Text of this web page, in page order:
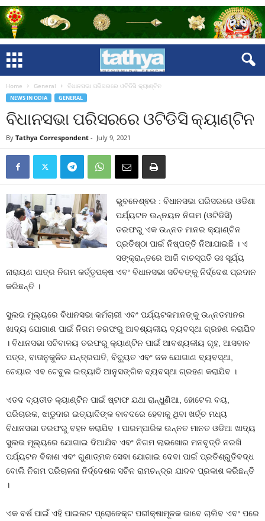
Home General ବିଧାନସଭା ପରିସରରେ ଓଟିଡିସି କ୍ୟାଣ୍ଟିନ
NEWS IN ODIA GENERAL
ବିଧାନସଭା ପରିସରରେ ଓଟିଡିସି କ୍ୟାଣ୍ଟିନ
By Tathya Correspondent - July 9, 2021
ଭୁବନେଶ୍ଵର : ବିଧାନସଭା ପରିସରରେ ଓଡିଶା
ପର୍ଯ୍ୟଟନ ଉନ୍ନୟନ ନିଗମ (ଓଟିଡିସି)
ତରଫରୁ ଏକ ଉନ୍ନତ ମାନର କ୍ୟାଣ୍ଟିନ
ପ୍ରତିଷ୍ଠା ପାଇଁ ନିଷ୍ପତ୍ତି ନିଆଯାଇଛି । ଏ
ସଙ୍କ୍ରାନ୍ତରେ ଆଜି ବାଚସ୍ପତି ଡଃ ସୂର୍ଯ୍ୟ
ନାରାୟଣ ପାତ୍ର ନିଗମ କର୍ତ୍ତୃପକ୍ଷ ଏବଂ ବିଧାନସଭା ସଚିବଙ୍କୁ ନିର୍ଦ୍ଦେଶ ପ୍ରଦାନ
କରିଛନ୍ତି ।
ସୁଲଭ ମୂଲ୍ୟରେ ବିଧାନସଭା କର୍ମଚାରୀ ଏବଂ ପର୍ଯ୍ୟଟକମାନଙ୍କୁ ଉନ୍ନତମାନର
ଖାଦ୍ୟ ଯୋଗାଣ ପାଇଁ ନିଗମ ତରଫରୁ ଆବଶ୍ୟକୀୟ ବ୍ୟବସ୍ଥା ଗ୍ରହଣ କରାଯିବ
। ବିଧାନସଭା ସଚିବାଳୟ ତରଫରୁ କ୍ୟାଣ୍ଟିନ ପାଇଁ ଆବଶ୍ୟକୀୟ ଗୃହ, ଆସବାବ
ପତ୍ର, ବାତାନୁକୁଳିତ ଯନ୍ତ୍ରପାତି, ବିଦ୍ୟୁତ ଏବଂ ଜଳ ଯୋଗାଣ ବ୍ୟବସ୍ଥା,
ଚେୟାର ଏବ ଟେବୁଲ ଇତ୍ୟାଦି ଆନୁସଙ୍ଗିକ ବ୍ୟବସ୍ଥା ଗ୍ରହଣ କରାଯିବ ।
ଏତଦ ବ୍ୟତୀତ କ୍ୟାଣ୍ଟିନ ପାଇଁ ଷ୍ଟାଫ ଯଥା ରାନ୍ଧୁଣିଆ, ହୋଟେଲ ବୟ,
ପରିଚାରକ, ଝାଡୁଦାର ଇତ୍ୟାଦିଙ୍କ ବାବଦରେ ହେବାକୁ ଥିବା ଖର୍ଚ୍ଚ ମଧ୍ୟ
ବିଧାନସଭା ତରଫରୁ ବହନ କରାଯିବ । ପାରମ୍ପାରିକ ଉନ୍ନତ ମାନତ ଓଡିଆ ଖାଦ୍ୟ
ସୁଲଭ ମୂଲ୍ୟରେ ଯୋଗାଇ ଦିଆଯିବ ଏବଂ ନିଗମ ଲାଭଖୋର ମନବୃତ୍ତି ନରଖି
ପର୍ଯ୍ୟଟନ ବିକାଶ ଏବଂ ଗୁଣାତ୍ମକ ସେବା ଯୋଗାଇ ଦେବା ପାଇଁ ପ୍ରତିଶ୍ରୁତିବଦ୍ଧ
ବୋଲି ନିଗମ ପରିଚାଳନା ନିର୍ଦ୍ଦେଶକ ସଚିନ ରାମଚନ୍ଦ୍ର ଯାଦବ ପ୍ରକାଶ କରିଛନ୍ତି
।
ଏକ ବର୍ଷ ପାଇଁ ଏହି ପାଇଲଟ ପ୍ରୋଜେକ୍ଟ ପରୀକ୍ଷାମୂଳକ ଭାବେ ଚାଲିବ ଏବଂ ପରେ